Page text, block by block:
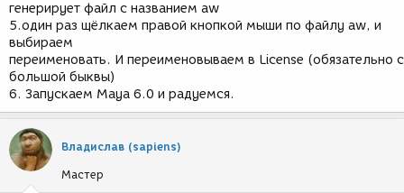
генерирует файл с названием aw
5.один раз щёлкаем правой кнопкой мыши по файлу aw, и
выбираем
переименовать. И переименовываем в License (обязательно с
большой быквы)
6. Запускаем Maya 6.0 и радуемся.
Владислав (sapiens)
Мастер